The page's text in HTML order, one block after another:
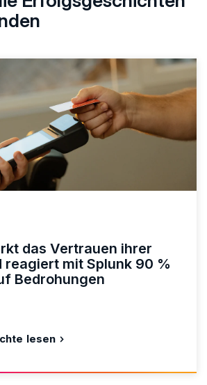
das Vertrauen ihrer
reagiert mit Splunk 90 %
Bedrohungen
lesen